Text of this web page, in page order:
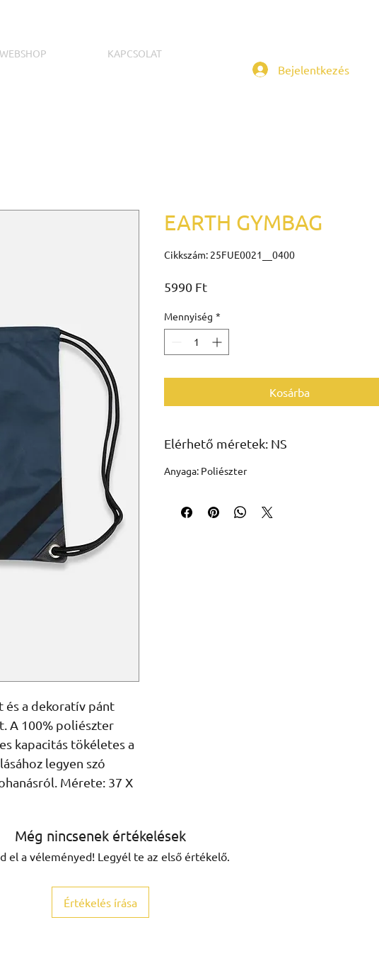
WEBSHOP KAPCSOLAT
Bejelentkezés
és a dekoratív pánt
A 100% poliészter
kapacitás tökéletes a
legyen szó
Mérete: 37 X
EARTH GYMBAG
Cikkszám: 25FUE0021__0400
5990 FtÁr
Mennyiség *
Kosárba
Elérhető méretek: NS
Anyaga: Poliészter
Még nincsenek értékelések
el a véleményed! Legyél te az első értékelő.
Értékelés írása